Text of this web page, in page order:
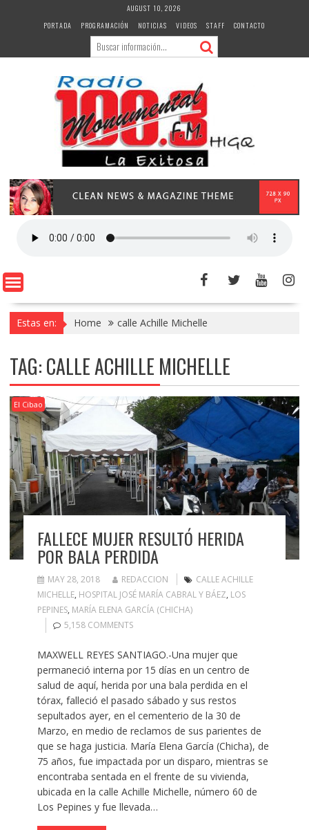
AUGUST 10, 2026
PORTADA
PROGRAMACIÓN NOTICIAS VIDEOS STAFF CONTACTO
Estas en: Home calle Achille Michelle
TAG:CALLE ACHILLE MICHELLE
El Cibao
FALLECE MUJER RESULTÓ HERIDA
POR BALA PERDIDA
MAY 28, 2018 REDACCION
CALLE ACHILLE
MICHELLE, HOSPITAL JOSÉ MARÍA CABRAL Y BÁEZ, LOS
PEPINES, MARÍA ELENA GARCÍA (CHICHA)
5,158 COMMENTS
MAXWELL REYES SANTIAGO.-Una mujer que
permaneció interna por 15 días en un centro de
salud de aquí, herida por una bala perdida en el
tórax, falleció el pasado sábado y sus restos
sepultados ayer, en el cementerio de la 30 de
Marzo, en medio de reclamos de sus parientes de
que se haga justicia. María Elena García (Chicha), de
75 años, fue impactada por un disparo, mientras se
encontraba sentada en el frente de su vivienda,
ubicada en la calle Achille Michelle, número 60 de
Los Pepines y fue llevada…